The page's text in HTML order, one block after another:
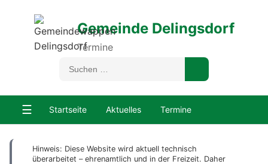
Gemeinde Delingsdorf
Termine
☰ Startseite Aktuelles Termine
Hinweis: Diese Website wird aktuell technisch
überarbeitet – ehrenamtlich und in der Freizeit. Daher